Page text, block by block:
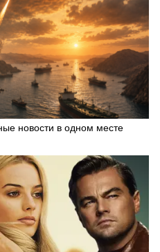
новости в одном месте